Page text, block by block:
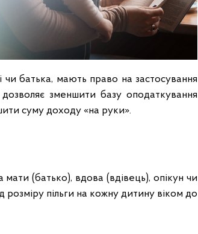
чи батька, мають право на застосування
зменшити базу оподаткування
суму доходу «на руки».
(батько), вдова (вдівець), опікун чи
розміру пільги на кожну дитину віком до